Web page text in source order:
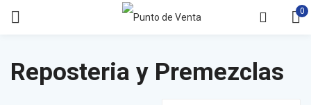
0
Reposteria y Premezclas